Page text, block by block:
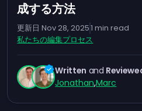
成する方法
更新日 Nov 28, 20251 min read
私たちの編集プロセス
Written and
Jonathan,Marc